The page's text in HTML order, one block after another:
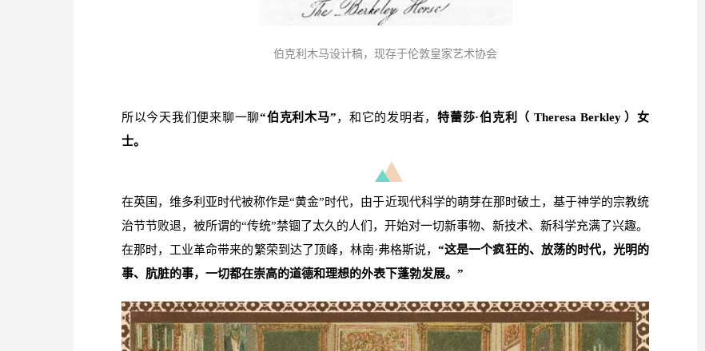
伯克利木马设计稿，现存于伦敦皇家艺术协会
所以今天我们便来聊一聊“伯克利木马”，和它的发明者，特蕾莎·伯克利（ Theresa Berkley ）女
士。
在英国，维多利亚时代被称作是“黄金”时代，由于近现代科学的萌芽在那时破土，基于神学的宗教统
治节节败退，被所谓的“传统”禁锢了太久的人们，开始对一切新事物、新技术、新科学充满了兴趣。
在那时，工业革命带来的繁荣到达了顶峰，林南·弗格斯说，“这是一个疯狂的、放荡的时代，光明的
事、肮脏的事，一切都在崇高的道德和理想的外表下蓬勃发展。”